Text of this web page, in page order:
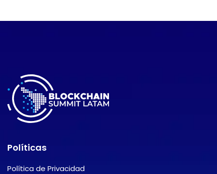
Políticas
Política de Privacidad